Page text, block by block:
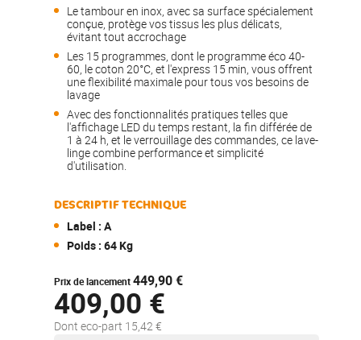
Le tambour en inox, avec sa surface spécialement
conçue, protège vos tissus les plus délicats,
évitant tout accrochage
Les 15 programmes, dont le programme éco 40-
60, le coton 20°C, et l'express 15 min, vous offrent
une flexibilité maximale pour tous vos besoins de
lavage
Avec des fonctionnalités pratiques telles que
l'affichage LED du temps restant, la fin différée de
1 à 24 h, et le verrouillage des commandes, ce lave-
linge combine performance et simplicité
d'utilisation.
DESCRIPTIF TECHNIQUE
Label : A
Poids : 64 Kg
Prix de lancement449,90 €
409,00 €
Dont eco-part 15,42 €